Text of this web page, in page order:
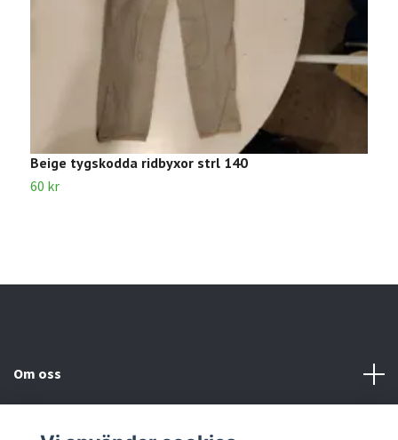
Beige tygskodda ridbyxor strl 140
60 kr
Om oss